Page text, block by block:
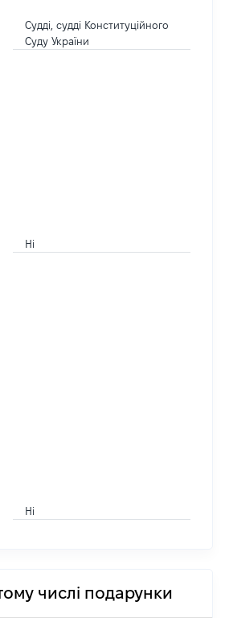
Судді, судді Конституційного
Суду України
Ні
Ні
числі подарунки